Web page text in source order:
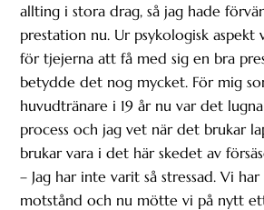
allting i stora drag, så jag hade
prestation nu. Ur psykologisk
för tjejerna att få med sig en bra
betydde det nog mycket. För mig
huvudtränare i 19 år nu var det
process och jag vet när det brukar
brukar vara i det här skedet av
– Jag har inte varit så stressad. Vi
motstånd och nu mötte vi på nytt